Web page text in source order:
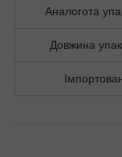
Аналогота
Довжина